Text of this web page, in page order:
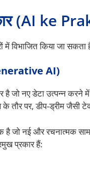
(AI ke
में विभाजित किया जा
AI)
है जो नए डेटा उत्पन्न
तौर पर, डीप-ड्रीम जैसी
जो नई और रचनात्मक
प्रकार हैं: